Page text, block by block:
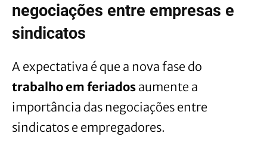
negociações entre empresas e
sindicatos
A expectativa é que a nova fase do
trabalho em feriados aumente a
importância das negociações entre
sindicatos e empregadores.